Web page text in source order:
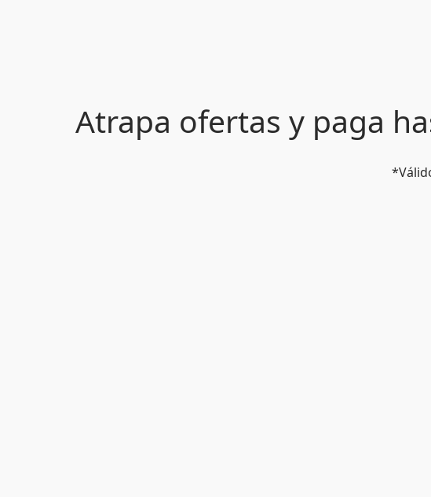
Atrapa ofertas y paga